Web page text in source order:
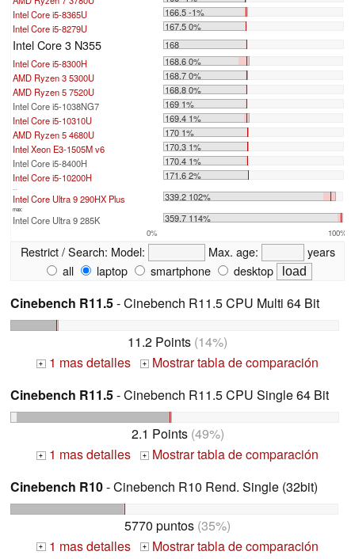
Intel Core i5-8365U
166.5 -1%
Intel Core i5-8279U
167.5 0%
Intel Core 3 N355
168
Intel Core i5-8300H
168.6 0%
AMD Ryzen 3 5300U
168.7 0%
AMD Ryzen 5 7520U
168.8 0%
Intel Core i5-1038NG7
169 1%
Intel Core i5-10310U
169.4 1%
AMD Ryzen 5 4680U
170 1%
Intel Xeon E3-1505M v6
170.3 1%
Intel Core i5-8400H
170.4 1%
Intel Core i5-10200H
171.6 2%
...
Intel Core Ultra 9 290HX Plus 339.2 102%
max:
Intel Core Ultra 9 285K 359.7 114%
0% 100%
Restrict / Search: Model: Max. age:
years
all
laptop smartphone desktop
Cinebench R11.5- Cinebench R11.5 CPU Multi 64 Bit
11.2 Points (14%)
+ 1 mas detalles +
Mostrar tabla de comparación
Cinebench R11.5- Cinebench R11.5 CPU Single 64 Bit
2.1 Points(49%)
+ 1 mas detalles +
Mostrar tabla de comparación
Cinebench R10- Cinebench R10 Rend. Single (32bit)
5770 puntos (35%)
+ 1 mas detalles + Mostrar tabla de comparación